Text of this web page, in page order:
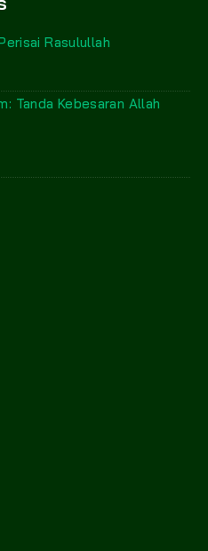
Rasulullah
Tanda Kebesaran Allah